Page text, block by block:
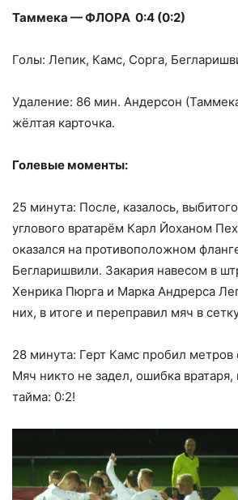
Таммека — ФЛОРА 0:4 (0:2)
Голы: Лепик, Камс, Сорга,
Удаление: 86 мин. Андерсон
жёлтая карточка.
Голевые моменты:
25 минута: После, казалось,
углового вратарём Карл Йоханом
оказался на противоположном
Бегларишвили. Закария навесом в
Хенрика Пюрга и Марка Андрерса
них, в итоге и переправил мяч в
28 минута: Герт Камс пробил метров
Мяч никто не задел, ошибка вратаря,
тайма: 0:2!